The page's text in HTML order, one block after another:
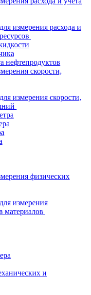
измерения расхода и
нефтепродуктов
скорости,
измерения скорости,
физических
измерения
материалов
и